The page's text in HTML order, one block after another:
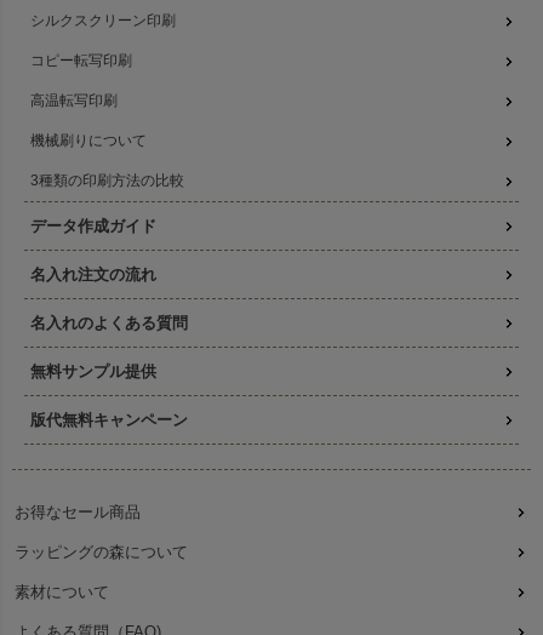
シルクスクリーン印刷
コピー転写印刷
高温転写印刷
機械刷りについて
3種類の印刷方法の比較
データ作成ガイド
名入れ注文の流れ
名入れのよくある質問
無料サンプル提供
版代無料キャンペーン
お得なセール商品
ラッピングの森について
素材について